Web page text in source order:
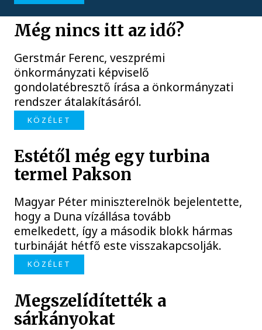
Még nincs itt az idő?
Gerstmár Ferenc, veszprémi
önkormányzati képviselő
gondolatébresztő írása a önkormányzati
rendszer átalakításáról.
KÖZÉLET
Estétől még egy turbina
termel Pakson
Magyar Péter miniszterelnök bejelentette,
hogy a Duna vízállása tovább
emelkedett, így a második blokk hármas
turbináját hétfő este visszakapcsolják.
KÖZÉLET
Megszelídítették a
sárkányokat